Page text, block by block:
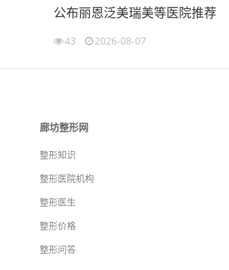
公布丽恩泛美瑞美等医院推荐
43 2026-08-07
廊坊整形网
整形知识
整形医院机构
整形医生
整形价格
整形问答